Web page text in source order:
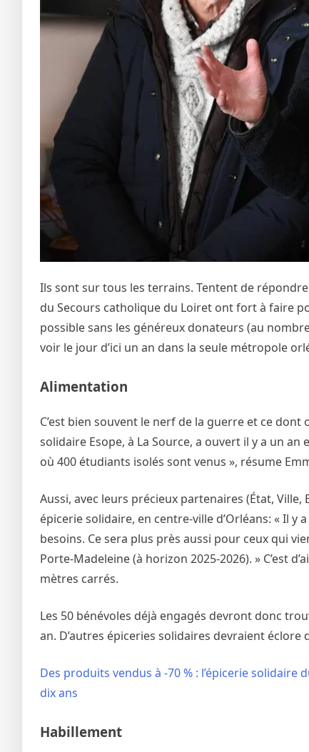
Ils sont sur tous les terrains. Tentent de
du Secours catholique du Loiret ont fort à faire
possible sans les généreux donateurs (au
voir le jour d’ici un an dans la seule métropole
Alimentation
C’est bien souvent le nerf de la guerre et ce
solidaire Esope, à La Source, a ouvert il y a un
où 400 étudiants isolés sont venus », résume
Aussi, avec leurs précieux partenaires (État,
épicerie solidaire, en centre-ville d’Orléans: « Il
besoins. Ce sera plus près aussi pour ceux qui
Porte-Madeleine (à horizon 2025-2026). » C’est
mètres carrés.
Les 50 bénévoles déjà engagés devront donc
an. D’autres épiceries solidaires devraient
Des produits vendus à -70 % : l’épicerie
dix ans
Habillement